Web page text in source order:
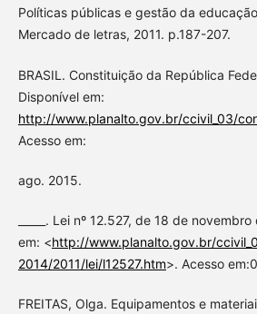
Políticas públicas e gestão da
Mercado de letras, 2011. p.187-207.
BRASIL. Constituição da República
Disponível em:
http://www.planalto.gov.br/ccivil_03/
Acesso em:
ago. 2015.
_____. Lei nº 12.527, de 18 de
em: <http://www.planalto.gov.br/
2014/2011/lei/l12527.htm>. Acesso
FREITAS, Olga. Equipamentos e